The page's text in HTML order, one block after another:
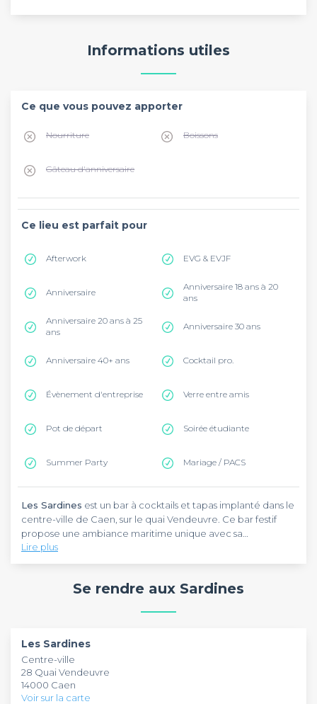
Informations utiles
Ce que vous pouvez apporter
Nourriture Boissons
Gâteau d'anniversaire
Ce lieu est parfait pour
Afterwork EVG & EVJF
Anniversaire
Anniversaire 18 ans à 20
ans
Anniversaire 20 ans à 25
ans
Anniversaire 30 ans
Anniversaire 40+ ans Cocktail pro.
Évènement d'entreprise Verre entre amis
Pot de départ Soirée étudiante
Summer Party Mariage / PACS
Les Sardines est un bar à cocktails et tapas implanté dans le
centre-ville de Caen, sur le quai Vendeuvre. Ce bar festif
propose une ambiance maritime unique avec sa
décoration nautique et ses équipes en marinière, créant
une atmosphère chaleureuse et authentique au cœur du
Les Sardinesse distingue par son concept bar-tapas où l'on
pression et une carte de tapas maison. L'établissement
canapés vintage et de grandes tables centrales, idéal pour
accueillir les groupes d'amis et les événements festifs.
caennais. L'établissement est parfait pour organiser des
afterworks, anniversaires, pots de départ ou soirées entre
amis dans une ambiance décontractée et festive au bord
de l'Orne.
Lire plus
Se rendre aux Sardines
Les Sardines
Centre-ville
28 Quai Vendeuvre
14000 Caen
Voir sur la carte